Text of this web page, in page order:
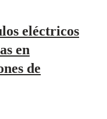
eléctricos
en
de